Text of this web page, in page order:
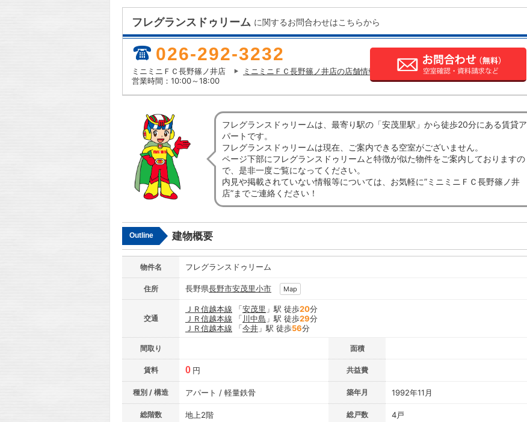
フレグランスドゥリーム に関するお問合わせはこちらから
026-292-3232
ミニミニＦＣ長野篠ノ井店
ミニミニＦＣ長野篠ノ井店の店舗情報
営業時間：10:00～18:00
フレグランスドゥリームは、最寄り駅の「安茂里駅」から徒歩20分にある賃貸ア
パートです。
フレグランスドゥリームは現在、ご案内できる空室がございません。
ページ下部にフレグランスドゥリームと特徴が似た物件をご案内しておりますの
で、是非一度ご覧になってください。
内見や掲載されていない情報等については、お気軽に”ミニミニＦＣ長野篠ノ井
店”までご連絡ください！
Outline 建物概要
物件名 フレグランスドゥリーム
住所 長野県長野市安茂里小市 Map
交通
ＪＲ信越本線 「安茂里 」駅 徒歩20分
ＪＲ信越本線 「川中島 」駅 徒歩29分
ＪＲ信越本線 「今井 」駅 徒歩56分
間取り 面積
賃料 0 円 共益費
種別 / 構造 アパート / 軽量鉄骨 築年月 1992年11月
総階数 地上2階 総戸数 4戸